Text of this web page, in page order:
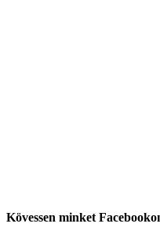
Kövessen minket